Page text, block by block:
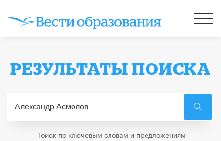
РЕЗУЛЬТАТЫ ПОИСКА
Поиск по ключевым словам и предложениям